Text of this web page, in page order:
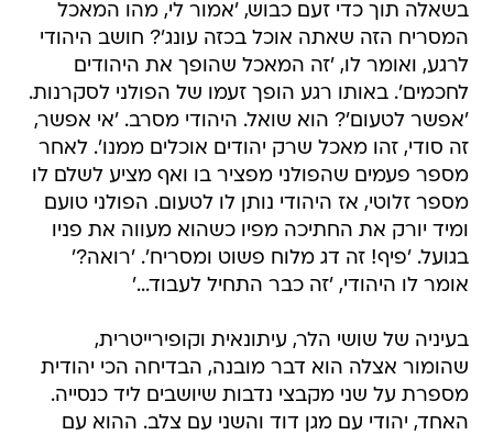
בשאלה תוך כדי זעם כבוש, 'אמור לי, מהו המאכל
המסריח הזה שאתה אוכל בכזה עונג'? חושב היהודי
לרגע, ואומר לו, 'זה המאכל שהופך את היהודים
לחכמים'. באותו רגע הופך זעמו של הפולני לסקרנות.
'אפשר לטעום'? הוא שואל. היהודי מסרב. 'אי אפשר,
זה סודי, זהו מאכל שרק יהודים אוכלים ממנו'. לאחר
מספר פעמים שהפולני מפציר בו ואף מציע לשלם לו
מספר זלוטי, אז היהודי נותן לו לטעום. הפולני טועם
ומיד יורק את החתיכה מפיו כשהוא מעווה את פניו
בגועל. 'פיף! זה דג מלוח פשוט ומסריח'. 'רואה?'
אומר לו היהודי, 'זה כבר התחיל לעבוד...'
בעיניה של שושי הלר, עיתונאית וקופירייטרית,
שהומור אצלה הוא דבר מובנה, הבדיחה הכי יהודית
מספרת על שני מקבצי נדבות שיושבים ליד כנסייה.
האחד, יהודי עם מגן דוד והשני עם צלב. ההוא עם